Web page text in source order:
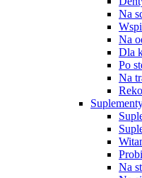
Na
Na
Dla
Po
Na
Na